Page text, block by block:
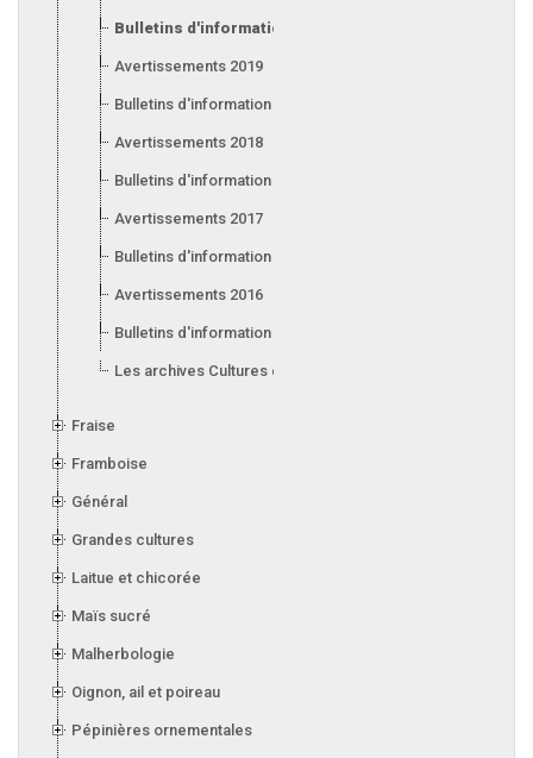
Bulletins d'information 2020
Avertissements 2019
Bulletins d'information 2019
Avertissements 2018
Bulletins d'information 2018
Avertissements 2017
Bulletins d'information 2017
Avertissements 2016
Bulletins d'information 2016
Les archives Cultures en serre
Fraise
Framboise
Général
Grandes cultures
Laitue et chicorée
Maïs sucré
Malherbologie
Oignon, ail et poireau
Pépinières ornementales